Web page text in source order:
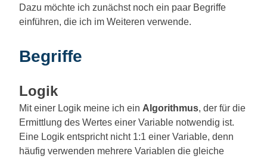
Dazu möchte ich zunächst noch ein paar Begriffe
einführen, die ich im Weiteren verwende.
Begriffe
Logik
Mit einer Logik meine ich ein Algorithmus, der für die
Ermittlung des Wertes einer Variable notwendig ist.
Eine Logik entspricht nicht 1:1 einer Variable, denn
häufig verwenden mehrere Variablen die gleiche